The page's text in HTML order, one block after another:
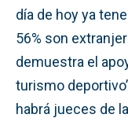
día de hoy ya
56% son
demuestra el
turismo
habrá jueces de